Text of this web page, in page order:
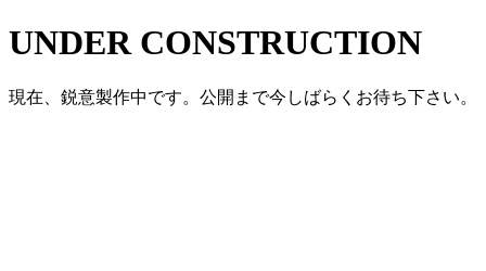
UNDER CONSTRUCTION
現在、鋭意製作中です。公開まで今しばらくお待ち下さい。